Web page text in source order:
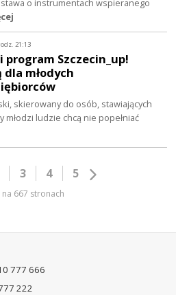
21:13
program Szczecin_up!
dla młodych
skierowany do osób, stawiających
ludzie chcą nie popełniać
3 4 5
na 667 stronach
777 666
222